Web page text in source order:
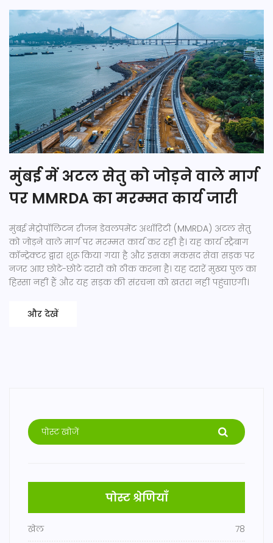
मुंबई में अटल सेतु को जोड़ने वाले मार्ग
पर MMRDA का मरम्मत कार्य जारी
मुंबई मेट्रोपॉलिटन रीजन डेवलपमेंट अथॉरिटी (MMRDA) अटल सेतु
को जोड़ने वाले मार्ग पर मरम्मत कार्य कर रही है। यह कार्य स्ट्रैबाग
कॉन्ट्रेक्टर द्वारा शुरू किया गया है और इसका मकसद सेवा सड़क पर
नजर आए छोटे-छोटे दरारों को ठीक करना है। यह दरारें मुख्य पुल का
हिस्सा नहीं हैं और यह सड़क की संरचना को खतरा नहीं पहुंचाएगी।
और देखें
पोस्ट श्रेणियाँ
खेल 78